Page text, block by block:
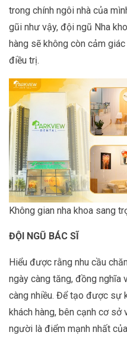
trong chính ngôi nhà của
gũi như vậy, đội ngũ Nha
hàng sẽ không còn cảm
điều trị.
Không gian nha khoa sang
ĐỘI NGŨ BÁC SĨ
Hiểu được rằng nhu cầu
ngày càng tăng, đồng nghĩa
càng nhiều. Để tạo được sự
khách hàng, bên cạnh cơ sở
người là điểm mạnh nhất